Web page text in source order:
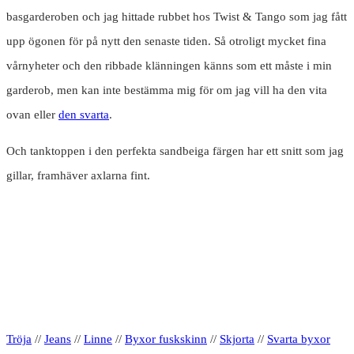
basgarderoben och jag hittade rubbet hos Twist & Tango som jag fått
upp ögonen för på nytt den senaste tiden. Så otroligt mycket fina
vårnyheter och den ribbade klänningen känns som ett måste i min
garderob, men kan inte bestämma mig för om jag vill ha den vita
ovan eller den svarta.
Och tanktoppen i den perfekta sandbeiga färgen har ett snitt som jag
gillar, framhäver axlarna fint.
Tröja // Jeans // Linne // Byxor fuskskinn // Skjorta // Svarta byxor